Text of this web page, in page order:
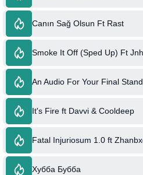
Canın Sağ Olsun Ft Rast
Smoke It Off (Sped Up) Ft
An Audio For Your Final
It's Fire ft Davvi & Cooldeep
Fatal Injuriosum 1.0 ft
Хубба Бубба